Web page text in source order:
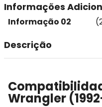
Informações
Informação 02
Descrição
Wrangler